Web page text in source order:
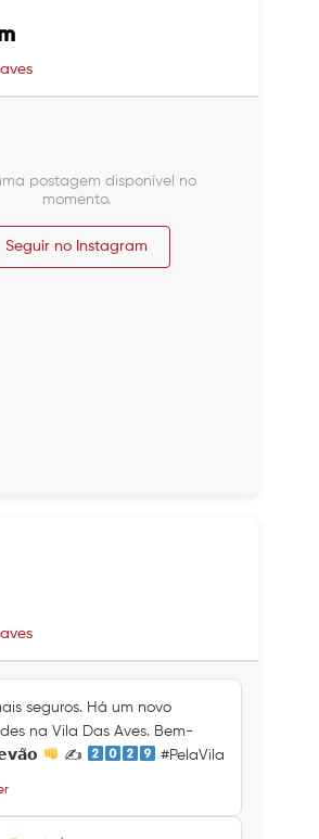
postagem disponível no
momento.
Seguir no Instagram
seguros. Há um novo
na Vila Das Aves. Bem-
✍ #PelaVila